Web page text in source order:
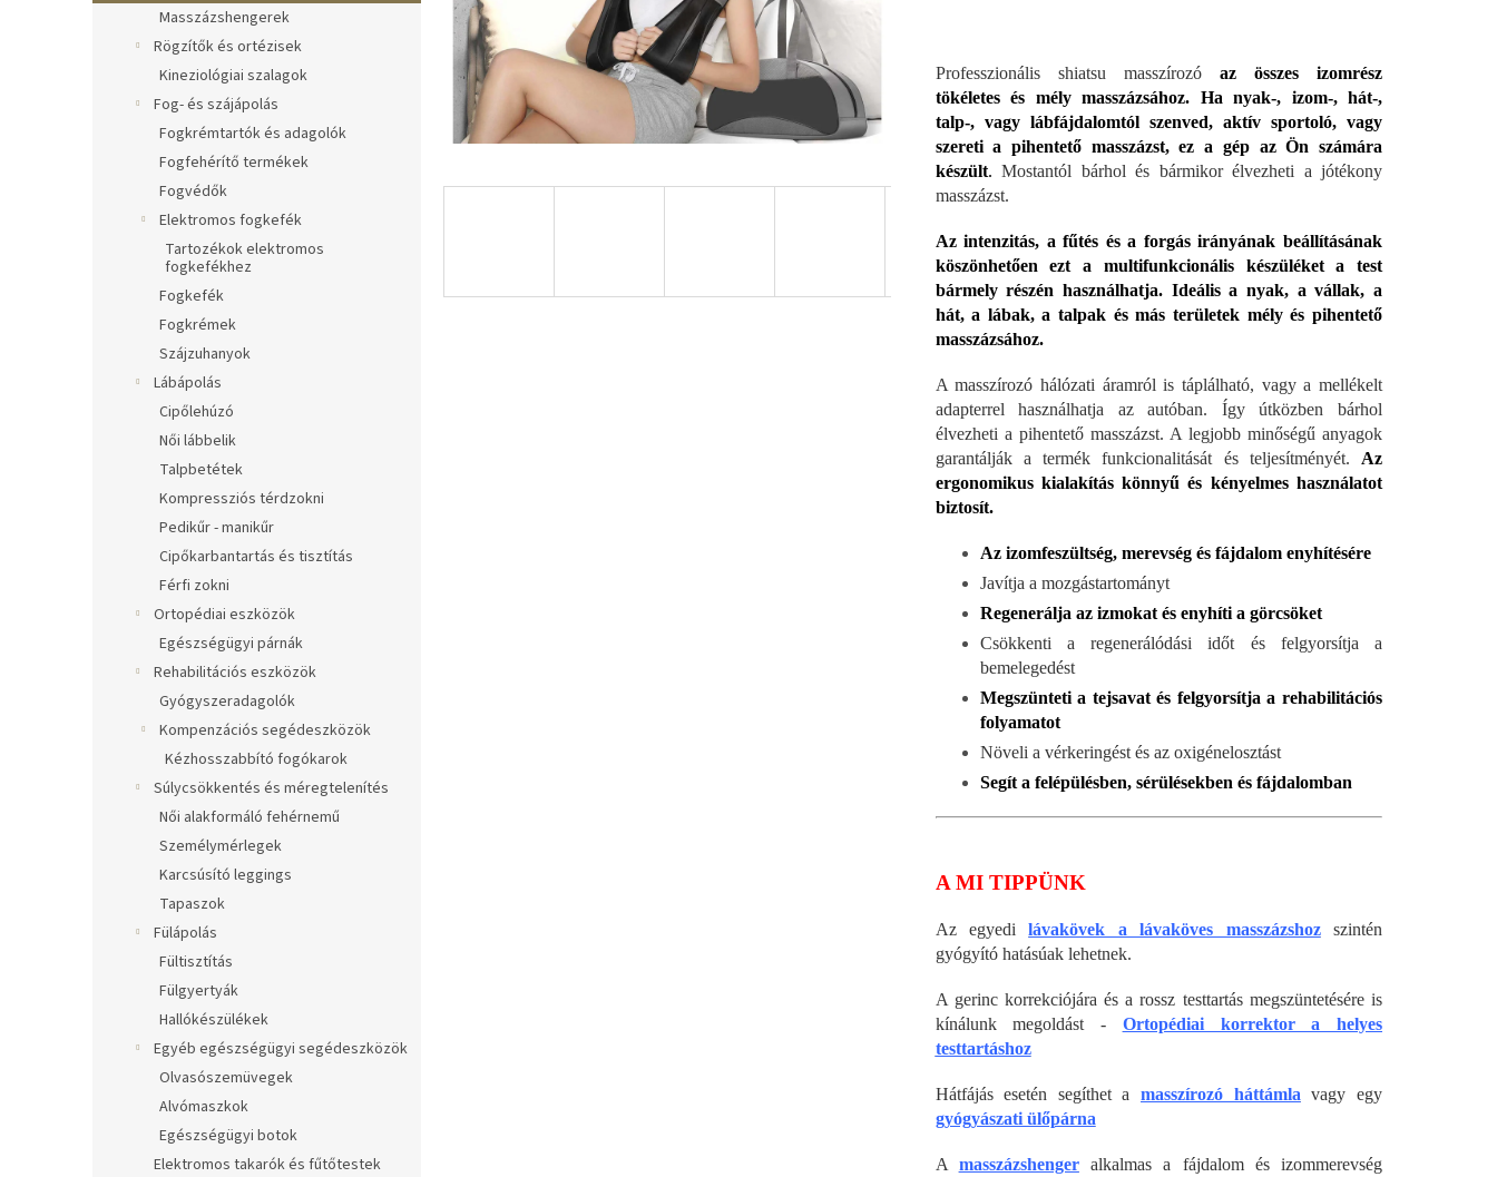
l
Masszázshengerek
Rögzítők és ortézisek
Kineziológiai szalagok
Fog- és szájápolás
Fogkrémtartók és adagolók
Fogfehérítő termékek
Fogvédők
Elektromos fogkefék
Tartozékok elektromos
fogkefékhez
Fogkefék
Fogkrémek
Szájzuhanyok
Lábápolás
Cipőlehúzó
Női lábbelik
Talpbetétek
Kompressziós térdzokni
Pedikűr - manikűr
Cipőkarbantartás és tisztítás
Férfi zokni
Ortopédiai eszközök
Egészségügyi párnák
Rehabilitációs eszközök
Gyógyszeradagolók
Kompenzációs segédeszközök
Kézhosszabbító fogókarok
Súlycsökkentés és méregtelenítés
Női alakformáló fehérnemű
Személymérlegek
Karcsúsító leggings
Tapaszok
Fülápolás
Fültisztítás
Fülgyertyák
Hallókészülékek
Egyéb egészségügyi segédeszközök
Olvasószemüvegek
Alvómaszkok
Egészségügyi botok
Elektromos takarók és fűtőtestek
Professzionális shiatsu masszírozó az összes izomrész
tökéletes és mély masszázsához. Ha nyak-, izom-, hát-,
talp-, vagy lábfájdalomtól szenved, aktív sportoló, vagy
szereti a pihentető masszázst, ez a gép az Ön számára
készült. Mostantól bárhol és bármikor élvezheti a jótékony
masszázst.
Az intenzitás, a fűtés és a forgás irányának beállításának
köszönhetően ezt a multifunkcionális készüléket a test
bármely részén használhatja. Ideális a nyak, a vállak, a
hát, a lábak, a talpak és más területek mély és pihentető
masszázsához.
A masszírozó hálózati áramról is táplálható, vagy a mellékelt
adapterrel használhatja az autóban. Így útközben bárhol
élvezheti a pihentető masszázst. A legjobb minőségű anyagok
garantálják a termék funkcionalitását és teljesítményét. Az
ergonomikus kialakítás könnyű és kényelmes használatot
biztosít.
Az izomfeszültség, merevség és fájdalom enyhítésére
Javítja a mozgástartományt
Regenerálja az izmokat és enyhíti a görcsöket
Csökkenti a regenerálódási időt és felgyorsítja a
bemelegedést
Megszünteti a tejsavat és felgyorsítja a rehabilitációs
folyamatot
Növeli a vérkeringést és az oxigénelosztást
Segít a felépülésben, sérülésekben és fájdalomban
A MI TIPPÜNK
Az egyedilávakövek a lávaköves masszázshozszintén
gyógyító hatásúak lehetnek.
A gerinc korrekciójára és a rossz testtartás megszüntetésére is
kínálunk megoldást - Ortopédiai korrektor a helyes
testtartáshoz
Hátfájás esetén segíthet amasszírozó háttámlavagy egy
gyógyászati ülőpárna
A masszázshengeralkalmas a fájdalom és izommerevség